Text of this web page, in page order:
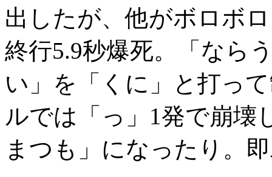
出したが、他がボロボ
終行5.9秒爆死。「なら
い」を「くに」と打っ
ルでは「っ」1発で崩壊
まつも」になったり。